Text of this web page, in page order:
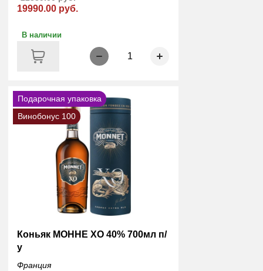
19990.00 руб.
В наличии
1
Подарочная упаковка
Винобонус 100
Коньяк МОННЕ XO 40% 700мл п/
у
Франция